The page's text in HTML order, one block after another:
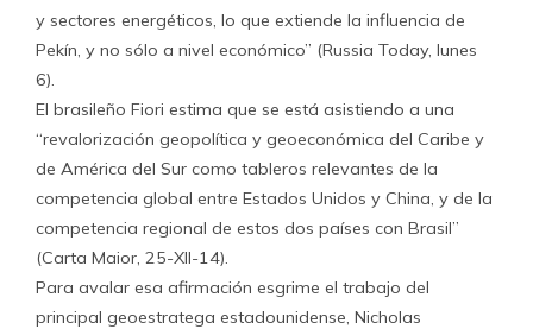
y sectores energéticos, lo que extiende la influencia de
Pekín, y no sólo a nivel económico” (Russia Today, lunes
6).
El brasileño Fiori estima que se está asistiendo a una
“revalorización geopolítica y geoeconómica del Caribe y
de América del Sur como tableros relevantes de la
competencia global entre Estados Unidos y China, y de la
competencia regional de estos dos países con Brasil”
(Carta Maior, 25-XII-14).
Para avalar esa afirmación esgrime el trabajo del
principal geoestratega estadounidense, Nicholas